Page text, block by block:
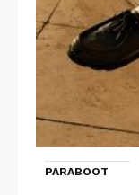
PARABOOT